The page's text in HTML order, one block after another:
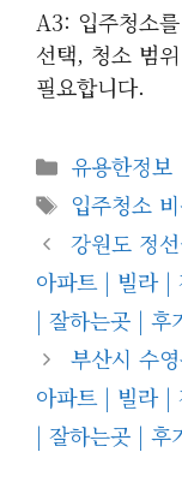
A3: 입주청소
선택, 청소 범
필요합니다.
카
테
고
리
유용한정보
태
그
입주청소
강원도 정
아파트 | 빌라 |
| 잘하는곳 | 후
부산시 수
아파트 | 빌라 |
| 잘하는곳 | 후